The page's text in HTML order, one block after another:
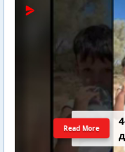
Read More